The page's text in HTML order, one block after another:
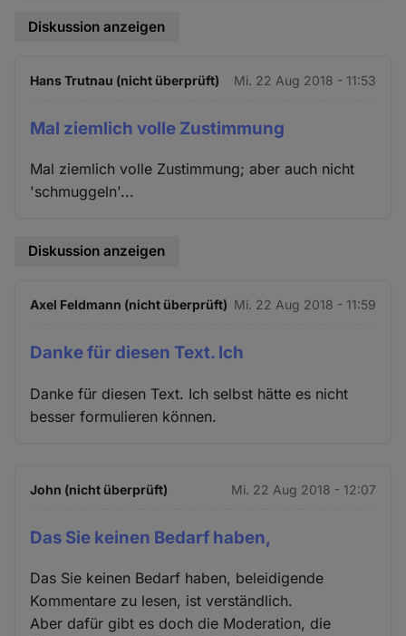
Diskussion anzeigen
Hans Trutnau (nicht überprüft) Mi. 22 Aug 2018 - 11:53
Mal ziemlich volle Zustimmung
Mal ziemlich volle Zustimmung; aber auch nicht
'schmuggeln'...
Diskussion anzeigen
Axel Feldmann (nicht überprüft) Mi. 22 Aug 2018 - 11:59
Danke für diesen Text. Ich
Danke für diesen Text. Ich selbst hätte es nicht
besser formulieren können.
John (nicht überprüft) Mi. 22 Aug 2018 - 12:07
Das Sie keinen Bedarf haben,
Das Sie keinen Bedarf haben, beleidigende
Kommentare zu lesen, ist verständlich.
Aber dafür gibt es doch die Moderation, die